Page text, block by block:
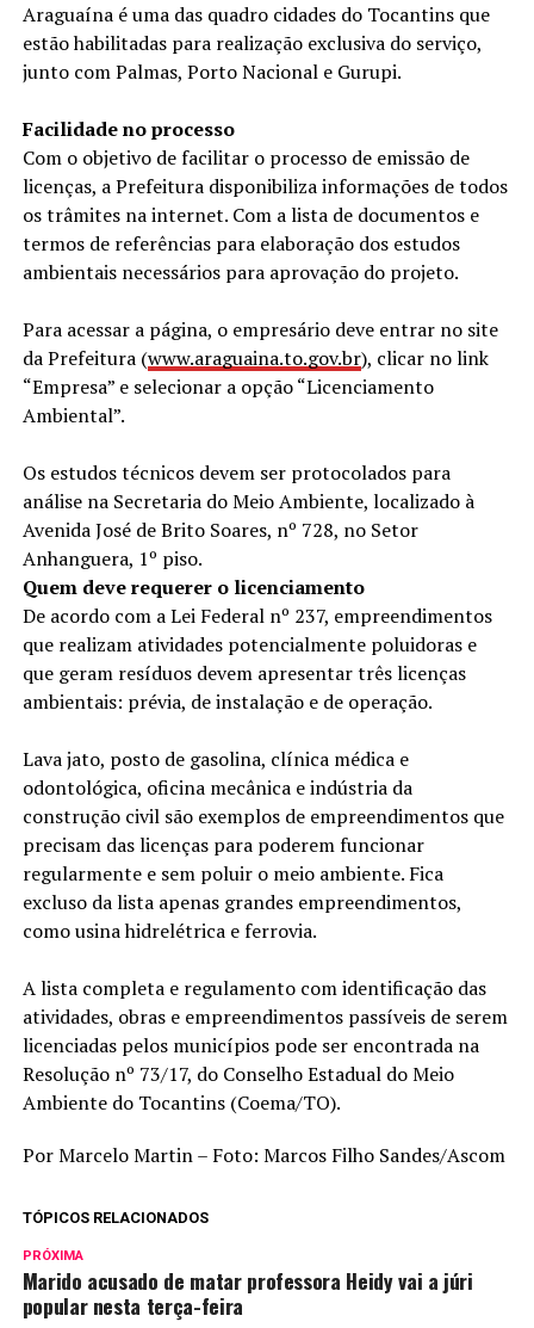
Araguaína é uma das quadro cidades do Tocantins que
estão habilitadas para realização exclusiva do serviço,
junto com Palmas, Porto Nacional e Gurupi.
Facilidade no processo
Com o objetivo de facilitar o processo de emissão de
licenças, a Prefeitura disponibiliza informações de todos
os trâmites na internet. Com a lista de documentos e
termos de referências para elaboração dos estudos
ambientais necessários para aprovação do projeto.
Para acessar a página, o empresário deve entrar no site
da Prefeitura (www.araguaina.to.gov.br), clicar no link
“Empresa” e selecionar a opção “Licenciamento
Ambiental”.
Os estudos técnicos devem ser protocolados para
análise na Secretaria do Meio Ambiente, localizado à
Avenida José de Brito Soares, nº 728, no Setor
Anhanguera, 1º piso.
Quem deve requerer o licenciamento
De acordo com a Lei Federal nº 237, empreendimentos
que realizam atividades potencialmente poluidoras e
que geram resíduos devem apresentar três licenças
ambientais: prévia, de instalação e de operação.
Lava jato, posto de gasolina, clínica médica e
odontológica, oficina mecânica e indústria da
construção civil são exemplos de empreendimentos que
precisam das licenças para poderem funcionar
regularmente e sem poluir o meio ambiente. Fica
excluso da lista apenas grandes empreendimentos,
como usina hidrelétrica e ferrovia.
A lista completa e regulamento com identificação das
atividades, obras e empreendimentos passíveis de serem
licenciadas pelos municípios pode ser encontrada na
Resolução nº 73/17, do Conselho Estadual do Meio
Ambiente do Tocantins (Coema/TO).
Por Marcelo Martin – Foto: Marcos Filho Sandes/Ascom
TÓPICOS RELACIONADOS
PRÓXIMA
Marido acusado de matar professora Heidy vai a júri
popular nesta terça-feira